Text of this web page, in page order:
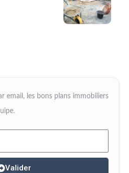
email, les bons plans immobiliers
Valider